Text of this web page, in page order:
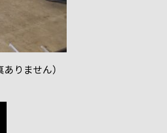
りません）